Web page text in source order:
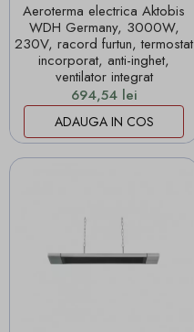
Aeroterma electrica Aktobis
WDH Germany, 3000W,
230V, racord furtun, termostat
incorporat, anti-inghet,
ventilator integrat
Pret
694,54 lei
ADAUGA IN COS